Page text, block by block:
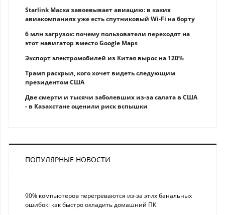
Starlink Маска завоевывает авиацию: в каких
авиакомпаниях уже есть спутниковый Wi-Fi на борту
6 млн загрузок: почему пользователи переходят на
этот навигатор вместо Google Maps
Экспорт электромобилей из Китая вырос на 120%
Трамп раскрыл, кого хочет видеть следующим
президентом США
Две смерти и тысячи заболевших из-за салата в США
- в Казахстане оценили риск вспышки
ПОПУЛЯРНЫЕ НОВОСТИ
90% компьютеров перегреваются из-за этих банальных
ошибок: как быстро охладить домашний ПК